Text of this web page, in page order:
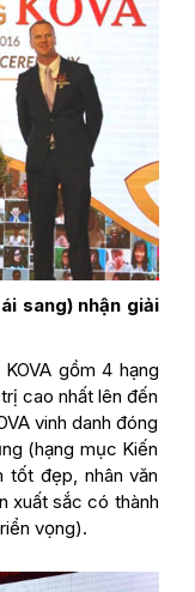
sang) nhận giải
gồm 4 hạng
cao nhất lên đến
vinh danh đóng
(hạng mục Kiến
tốt đẹp, nhân văn
xuất sắc có thành
vọng).